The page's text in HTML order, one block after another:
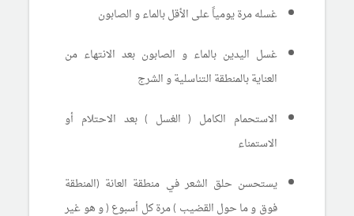
غسله مرة يومياً على الأقل بالماء و الصابون
غسل اليدين بالماء و الصابون بعد الانتهاء من
العناية بالمنطقة التناسلية و الشرج
الاستحمام الكامل ( الغسل ) بعد الاحتلام أو
الاستمناء
يستحسن حلق الشعر في منطقة العانة (المنطقة
فوق و ما حول القضيب ) مرة كل أسبوع ( و هو غير